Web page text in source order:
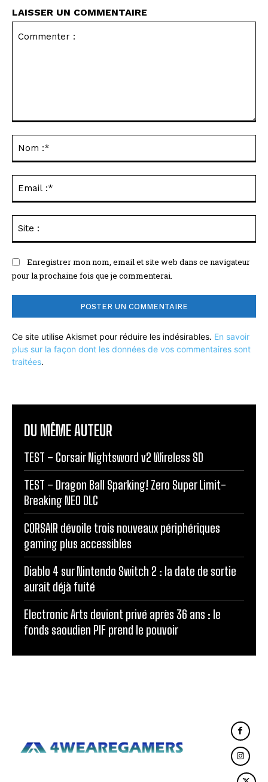
LAISSER UN COMMENTAIRE
Enregistrer mon nom, email et site web dans ce navigateur
pour la prochaine fois que je commenterai.
Ce site utilise Akismet pour réduire les indésirables. En savoir
plus sur la façon dont les données de vos commentaires sont
traitées.
DU MÊME AUTEUR
TEST – Corsair Nightsword v2 Wireless SD
TEST – Dragon Ball Sparking! Zero Super Limit-
Breaking NEO DLC
CORSAIR dévoile trois nouveaux périphériques
gaming plus accessibles
Diablo 4 sur Nintendo Switch 2 : la date de sortie
aurait déjà fuité
Electronic Arts devient privé après 36 ans : le
fonds saoudien PIF prend le pouvoir